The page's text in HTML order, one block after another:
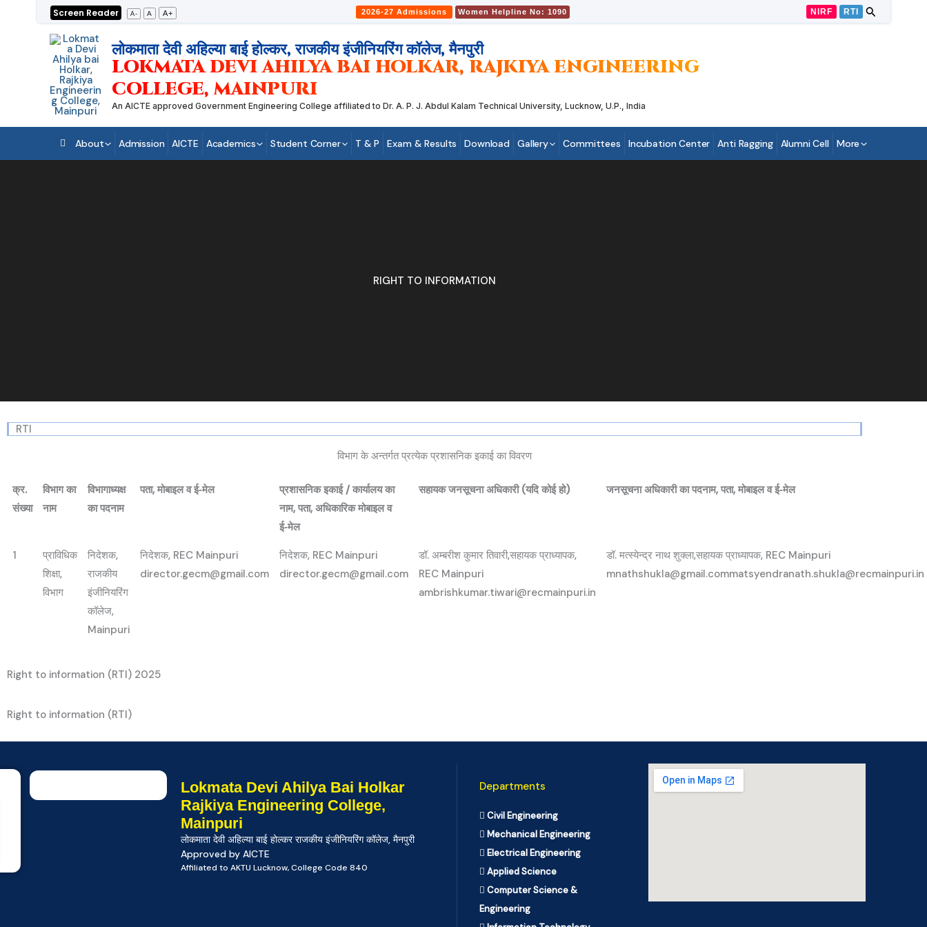
Screen Reader A- A A+ 2026-27 Admissions Women Helpline No: 1090 NIRF RTI
लोकमाता देवी अहिल्या बाई होल्कर, राजकीय इंजीनियरिंग कॉलेज, मैनपुरी
LOKMATA DEVI AHILYA BAI HOLKAR, RAJKIYA ENGINEERING
COLLEGE, MAINPURI
An AICTE approved Government Engineering College affiliated to Dr. A. P. J. Abdul Kalam Technical University, Lucknow, U.P., India
About Admission AICTE Academics Student Corner T & P Exam & Results Download Gallery Committees Incubation Center Anti Ragging Alumni Cell More
RIGHT TO INFORMATION
RTI
विभाग के अन्तर्गत प्रत्येक प्रशासनिक इकाई का विवरण
क्र.
संख्या
विभाग का
नाम
विभागाध्यक्ष
का पदनाम
पता, मोबाइल व ई‑मेल
प्रशासनिक इकाई / कार्यालय का
नाम, पता, अधिकारिक मोबाइल व
ई‑मेल
सहायक जनसूचना अधिकारी (यदि कोई हो) जनसूचना अधिकारी का पदनाम, पता, मोबाइल व ई‑मेल
1
प्राविधिक
शिक्षा,
विभाग
निदेशक,
राजकीय
इंजीनियरिंग
कॉलेज,
Mainpuri
निदेशक, REC Mainpuri
director.gecm@gmail.com
निदेशक, REC Mainpuri
director.gecm@gmail.com
डॉ. अम्बरीश कुमार तिवारी,सहायक प्राध्यापक,
REC Mainpuri
ambrishkumar.tiwari@recmainpuri.in
डॉ. मत्स्येन्द्र नाथ शुक्ला,सहायक प्राध्यापक, REC Mainpuri
mnathshukla@gmail.commatsyendranath.shukla@recmainpuri.in
Right to information (RTI) 2025
Right to information (RTI)
Lokmata Devi Ahilya Bai Holkar
Rajkiya Engineering College,
Mainpuri
लोकमाता देवी अहिल्या बाई होल्कर राजकीय इंजीनियरिंग कॉलेज, मैनपुरी
Approved by AICTE
Affiliated to AKTU Lucknow, College Code 840
Departments
Civil Engineering
Mechanical Engineering
Electrical Engineering
Applied Science
Computer Science &
Engineering